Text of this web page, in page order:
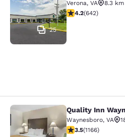
25
Verona, VA
8.3 km
calificación de 4.24
4.2(642)
Quality InnQuality Inn
Waynesboro, VA
calificación de 3.49
3.5(1166)